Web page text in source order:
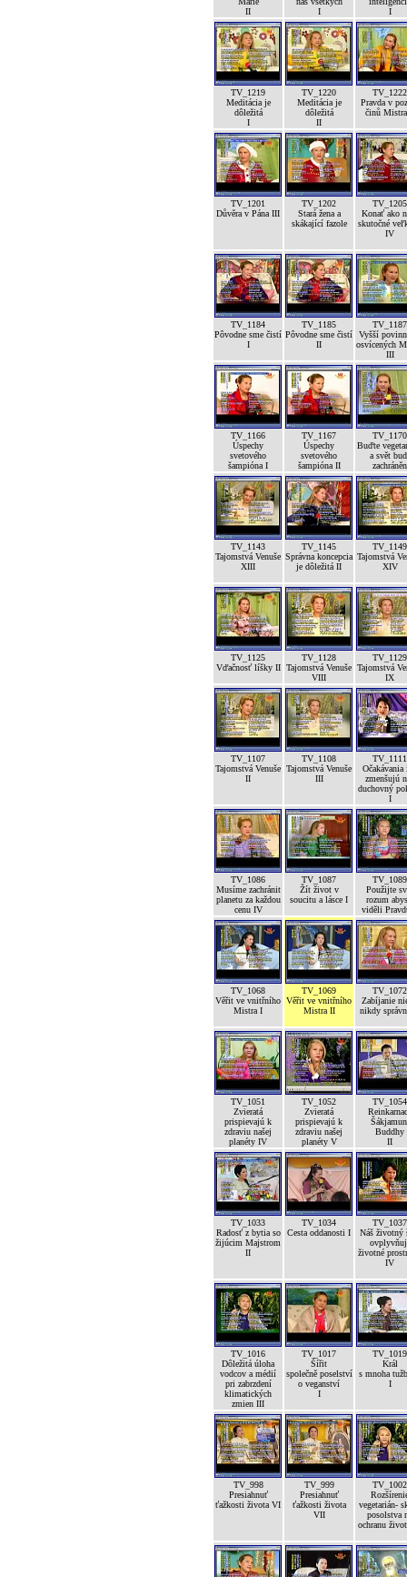
II
I
I
TV_1219
Meditácia je
dôležitá
I
TV_1220
Meditácia je
dôležitá
II
TV_1222
Pravda v
činů
TV_1201
Důvěra v Pána III
TV_1202
Stará žena a
skákající fazole
TV_1205
Konať ako
skutočné
IV
TV_1184
Pôvodne sme čistí
I
TV_1185
Pôvodne sme čistí
II
TV_1187
Vyšší
osvícených
III
TV_1166
Úspechy
svetového
šampióna I
TV_1167
Úspechy
svetového
šampióna II
TV_1170
Buďte
a svět
zachráněn
TV_1143
Tajomstvá Venuše
XIII
TV_1145
Správna koncepcia
je dôležitá II
TV_1149
Tajomstvá
XIV
TV_1125
Vďačnosť líšky II
TV_1128
Tajomstvá Venuše
VIII
TV_1129
Tajomstvá
IX
TV_1107
Tajomstvá Venuše
II
TV_1108
Tajomstvá Venuše
III
TV_1111
Očakávania
zmenšujú
duchovný
I
TV_1086
Musíme zachránit
planetu za každou
cenu IV
TV_1087
Žít život v
soucitu a lásce I
TV_1089
Použijte
rozum
viděli
TV_1068
Věřit ve vnitřního
Mistra I
TV_1069
Věřit ve vnitřního
Mistra II
TV_1072
Zabíjanie
nikdy
TV_1051
Zvieratá
prispievajú k
zdraviu našej
planéty IV
TV_1052
Zvieratá
prispievajú k
zdraviu našej
planéty V
TV_1054
Buddhy
II
TV_1033
Radosť z bytia so
žijúcim Majstrom
II
TV_1034
Cesta oddanosti I
TV_1037
Náš životný
životné
IV
TV_1016
Dôležitá úloha
vodcov a médií
pri zabrzdení
klimatických
zmien III
TV_1017
Šířit
společně poselství
o veganství
I
TV_1019
Král
s mnoha
I
TV_998
Presiahnuť
ťažkosti života VI
TV_999
Presiahnuť
ťažkosti života
VII
TV_1002
vegetarián-
posolstva
ochranu